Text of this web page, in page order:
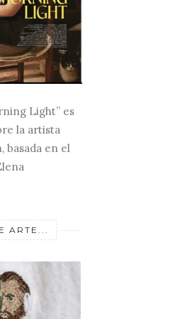
Light” es
la artista
basada en el
ARTE...